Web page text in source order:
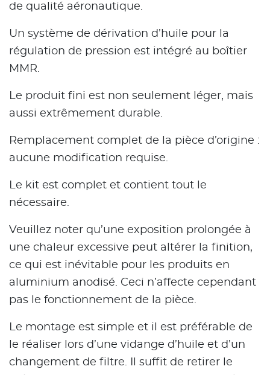
de qualité aéronautique.
Un système de dérivation d’huile pour la
régulation de pression est intégré au boîtier
MMR.
Le produit fini est non seulement léger, mais
aussi extrêmement durable.
Remplacement complet de la pièce d’origine :
aucune modification requise.
Le kit est complet et contient tout le
nécessaire.
Veuillez noter qu’une exposition prolongée à
une chaleur excessive peut altérer la finition,
ce qui est inévitable pour les produits en
aluminium anodisé. Ceci n’affecte cependant
pas le fonctionnement de la pièce.
Le montage est simple et il est préférable de
le réaliser lors d’une vidange d’huile et d’un
changement de filtre. Il suffit de retirer le